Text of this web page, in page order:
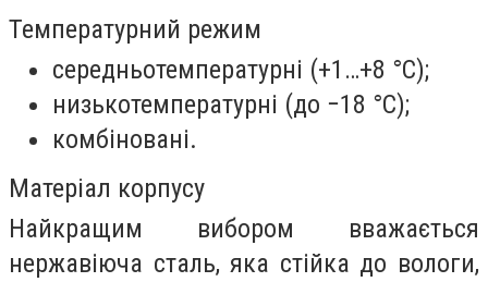
Температурний режим
середньотемпературні (+1…+8 °C);
низькотемпературні (до −18 °C);
комбіновані.
Матеріал корпусу
Найкращим вибором вважається
нержавіюча сталь, яка стійка до вологи,